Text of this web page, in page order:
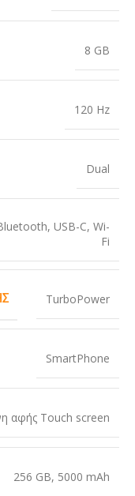
8 GB
120 Hz
Dual
, USB-C, Wi-
Fi
TurboPower
SmartPhone
αφής Touch screen
256 GB, 5000 mAh